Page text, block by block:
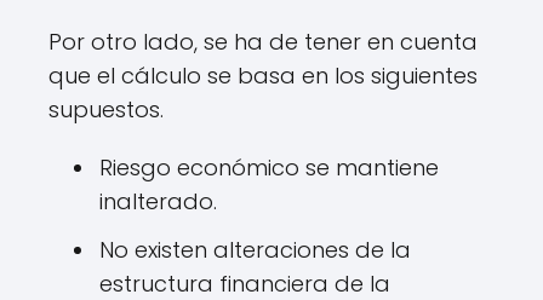
Por otro lado, se ha de tener en cuenta
que el cálculo se basa en los siguientes
supuestos.
Riesgo económico se mantiene
inalterado.
No existen alteraciones de la
estructura financiera de la